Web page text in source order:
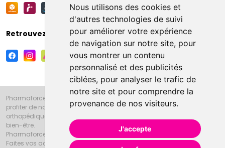
Nous utilisons des cookies et
d'autres technologies de suivi
pour améliorer votre expérience
de navigation sur notre site, pour
vous montrer un contenu
personnalisé et des publicités
ciblées, pour analyser le trafic de
notre site et pour comprendre la
provenance de nos visiteurs.
J'accepte
Retrouvez-nous sur vos réseaux sociaux
Pharmaforce.fr et la Grande Pharmacie d’Amiens vous souhaitent de
profiter de notre accueil, de nos conseils pharmaceutiques,
orthopédiques, homéopathiques, parapharmaceutiques, beauté et
bien-être.
Pharmaforce.fr est le site internet de la Grande Pharmacie d’Amiens.
Faites vos achats en ligne grâce à un choix de 20000 références en